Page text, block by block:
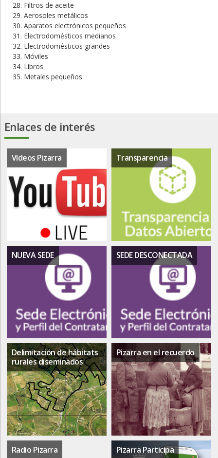
Filtros de aceite
Aerosoles metálicos
Aparatos electrónicos pequeños
Electrodomésticos medianos
Electrodomésticos grandes
Móviles
Libros
Metales pequeños
Enlaces de interés
Vídeos Pizarra Transparencia
NUEVA SEDE SEDE DESCONECTADA
Delimitación de hábitats
rurales diseminados
Pizarra en el recuerdo
Radio Pizarra Pizarra Participa